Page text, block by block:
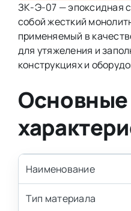
ЗК-Э-07 — эпоксидная
собой жесткий
применяемый в
для утяжеления и
конструкциях и
Основные
Наименование
Тип материала